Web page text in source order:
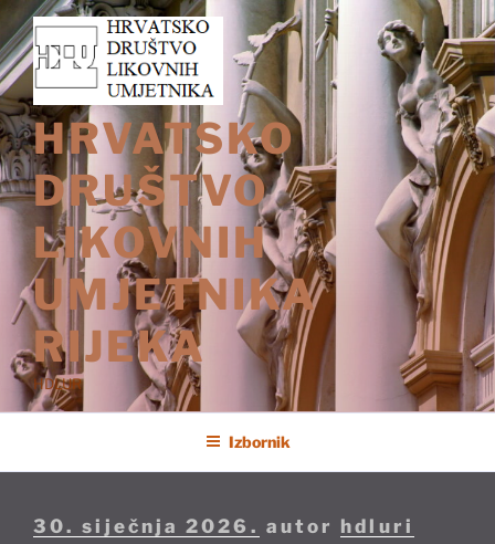
Preskoči
na
sadržaj
HRVATSKO
DRUŠTVO
LIKOVNIH
UMJETNIKA
RIJEKA
HDLUR
Izbornik
Objavljeno
30. siječnja 2026. autor hdluri